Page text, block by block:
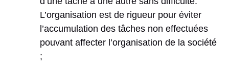
L’organisation est de rigueur pour éviter
l’accumulation des tâches non effectuées
pouvant affecter l’organisation de la société
;